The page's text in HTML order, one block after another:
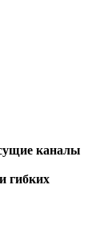
каналы
гибких